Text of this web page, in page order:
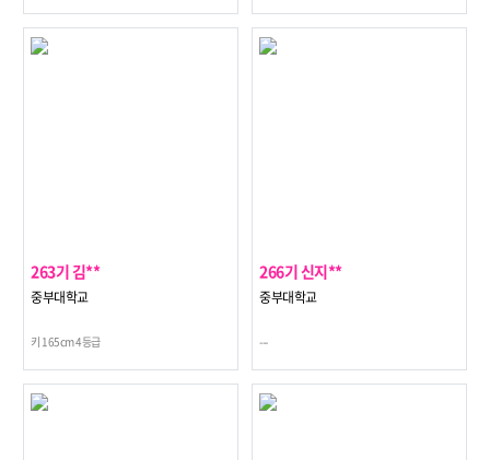
263기 김**
중부대학교
키 165cm 4등급
266기 신지**
중부대학교
---